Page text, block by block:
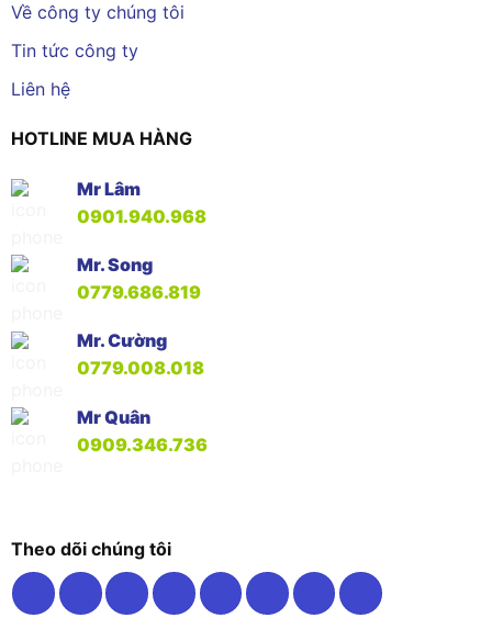
Về công ty chúng tôi
Tin tức công ty
Liên hệ
HOTLINE MUA HÀNG
Mr Lâm
0901.940.968
Mr. Song
0779.686.819
Mr. Cường
0779.008.018
Mr Quân
0909.346.736
Theo dõi chúng tôi